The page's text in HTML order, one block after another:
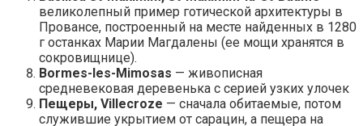
великолепный пример готической архитектуры в
Провансе, построенный на месте найденных в 1280
г останках Марии Магдалены (ее мощи хранятся в
сокровищнице).
Bormes-les-Mimosas — живописная
средневековая деревенька с серией узких улочек
Пещеры, Villecroze — сначала обитаемые, потом
служившие укрытием от сарацин, а пещера на